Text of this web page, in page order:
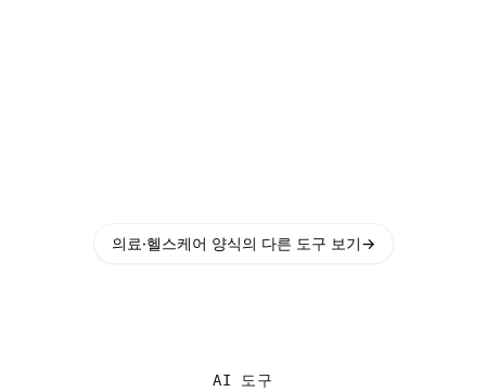
의료·헬스케어 양식의 다른 도구 보기→
AI 도구